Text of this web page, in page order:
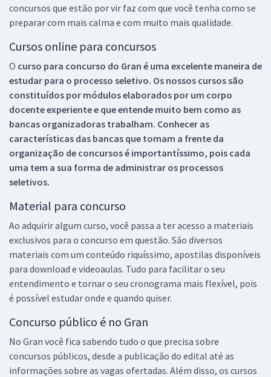
concursos que estão por vir faz com que você tenha como se
preparar com mais calma e com muito mais qualidade.
Cursos online para concursos
O curso para concurso do Gran é uma excelente maneira de
estudar para o processo seletivo. Os nossos cursos são
constituídos por módulos elaborados por um corpo
docente experiente e que entende muito bem como as
bancas organizadoras trabalham. Conhecer as
características das bancas que tomam a frente da
organização de concursos é importantíssimo, pois cada
uma tem a sua forma de administrar os processos
seletivos.
Material para concurso
Ao adquirir algum curso, você passa a ter acesso a materiais
exclusivos para o concurso em questão. São diversos
materiais com um conteúdo riquíssimo, apostilas disponíveis
para download e videoaulas. Tudo para facilitar o seu
entendimento e tornar o seu cronograma mais flexível, pois
é possível estudar onde e quando quiser.
Concurso público é no Gran
No Gran você fica sabendo tudo o que precisa sobre
concursos públicos, desde a publicação do edital até as
informações sobre as vagas ofertadas. Além disso, os cursos